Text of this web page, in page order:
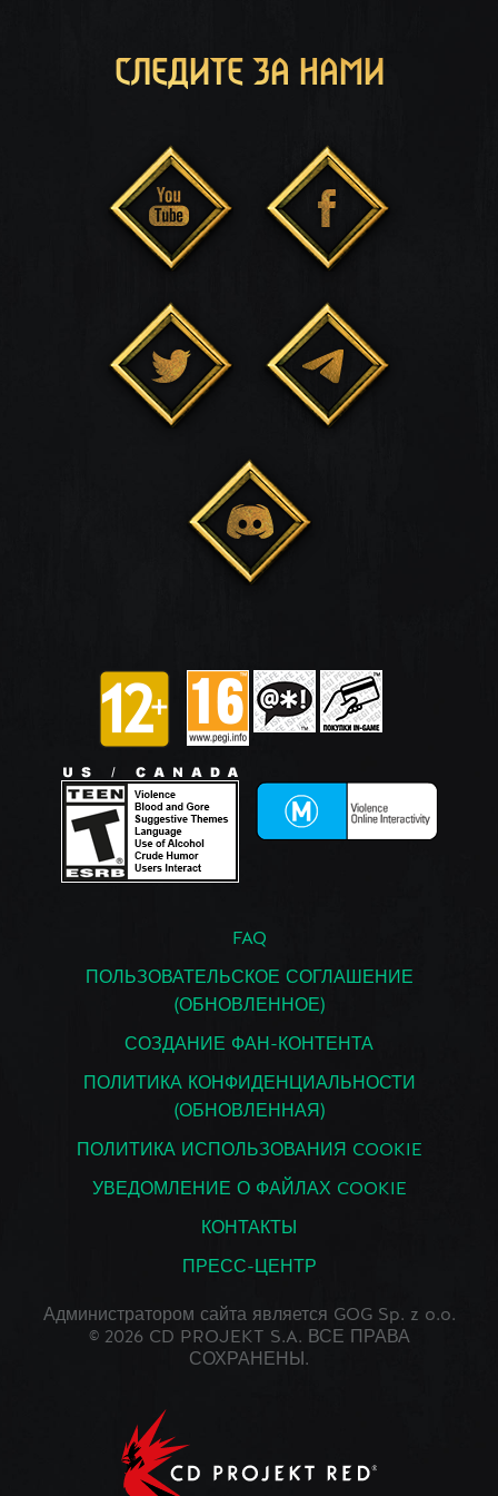
СЛЕДИТЕ ЗА НАМИ
FAQ
ПОЛЬЗОВАТЕЛЬСКОЕ СОГЛАШЕНИЕ
(ОБНОВЛЕННОЕ)
СОЗДАНИЕ ФАН-КОНТЕНТА
ПОЛИТИКА КОНФИДЕНЦИАЛЬНОСТИ
(ОБНОВЛЕННАЯ)
ПОЛИТИКА ИСПОЛЬЗОВАНИЯ COOKIE
УВЕДОМЛЕНИЕ О ФАЙЛАХ COOKIE
КОНТАКТЫ
ПРЕСС-ЦЕНТР
Администратором сайта является GOG Sp. z o.o.
© 2026 CD PROJEKT S.A. ВСЕ ПРАВА
СОХРАНЕНЫ.